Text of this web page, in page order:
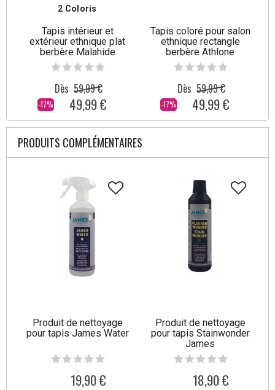
2 Coloris
Tapis intérieur et
extérieur ethnique plat
berbère Malahide
-17%
Dès 59,99 €
49,99 €
Tapis coloré pour salon
ethnique rectangle
berbère Athlone
-17%
Dès 59,99 €
49,99 €
PRODUITS COMPLÉMENTAIRES
Produit de nettoyage
pour tapis James Water
19,90 €
Produit de nettoyage
pour tapis Stainwonder
James
18,90 €